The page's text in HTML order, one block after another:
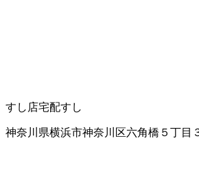
すし店宅配すし
神奈川県横浜市神奈川区六角橋５丁目